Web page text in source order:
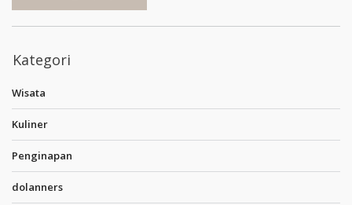
Kategori
Wisata
Kuliner
Penginapan
dolanners